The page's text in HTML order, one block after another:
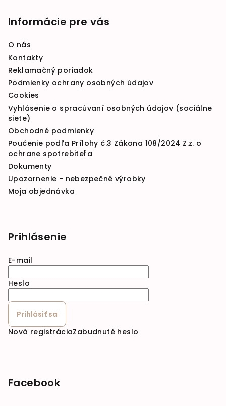
Informácie pre vás
O nás
Kontakty
Reklamačný poriadok
Podmienky ochrany osobných údajov
Cookies
Vyhlásenie o spracúvaní osobných údajov (sociálne
siete)
Obchodné podmienky
Poučenie podľa Prílohy č.3 Zákona 108/2024 Z.z. o
ochrane spotrebiteľa
Dokumenty
Upozornenie - nebezpečné výrobky
Moja objednávka
Prihlásenie
E-mail
Heslo
Prihlásiť sa
Nová registráciaZabudnuté heslo
Facebook